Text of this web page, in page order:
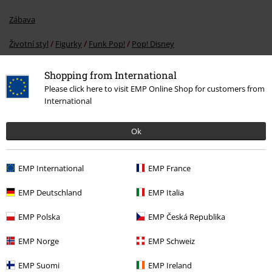
Shopping from International
Please click here to visit EMP Online Shop for customers from
International
Ok
EMP International EMP France
EMP Deutschland EMP Italia
EMP Polska EMP Česká Republika
EMP Norge EMP Schweiz
EMP Suomi EMP Ireland
Zábava
Životní styl Figurky Funk Pop! Pop! Disney
Výprodej % Zboží pro domácnost Figurky Funko Pop!
20%
Získejte 20% slevový poukaz, když se přihlásíte
Tímto souhlasím se zasíláním EMP Newslettru a souhlasím s tím, že
E.M.P. Merchandising mbH může zpracovávat mé osobní údaje a